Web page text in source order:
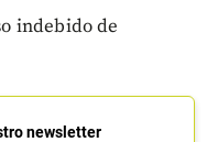
indebido de
newsletter